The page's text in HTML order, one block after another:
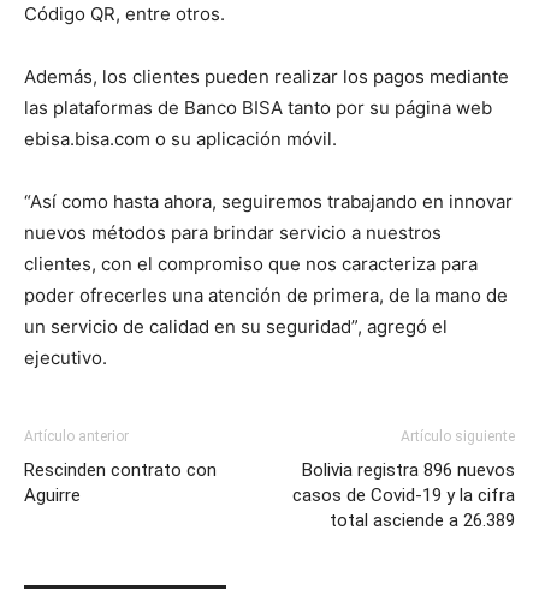
Código QR, entre otros.
Además, los clientes pueden realizar los pagos mediante
las plataformas de Banco BISA tanto por su página web
ebisa.bisa.com o su aplicación móvil.
“Así como hasta ahora, seguiremos trabajando en innovar
nuevos métodos para brindar servicio a nuestros
clientes, con el compromiso que nos caracteriza para
poder ofrecerles una atención de primera, de la mano de
un servicio de calidad en su seguridad”, agregó el
ejecutivo.
Artículo anterior
Rescinden contrato con
Aguirre
Artículo siguiente
Bolivia registra 896 nuevos
casos de Covid-19 y la cifra
total asciende a 26.389